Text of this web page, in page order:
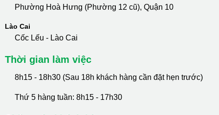
Phường Hoà Hưng (Phường 12 cũ), Quận 10
Lào Cai
Cốc Lếu - Lào Cai
Thời gian làm việc
8h15 - 18h30 (Sau 18h khách hàng cần đặt hẹn trước)
Thứ 5 hàng tuần: 8h15 - 17h30